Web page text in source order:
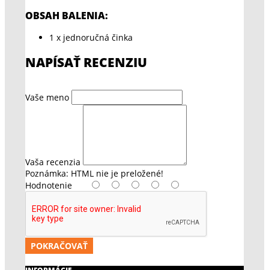
OBSAH BALENIA:
1 x jednoručná činka
NAPÍSAŤ RECENZIU
Vaše meno
Vaša recenzia
Poznámka: HTML nie je preložené!
Hodnotenie
POKRAČOVAŤ